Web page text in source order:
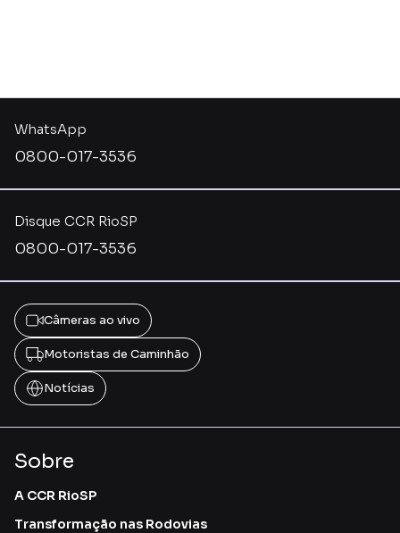
Disque CCR RioSP
0800-017-3536
WhatsApp
0800-017-3536
Câmeras ao vivo
Motoristas de Caminhão
Notícias
Sobre
A CCR RioSP
Transformação nas Rodovias